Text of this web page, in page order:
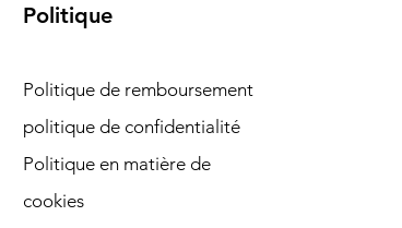
Politique
Politique de remboursement
politique de confidentialité
Politique en matière de
cookies